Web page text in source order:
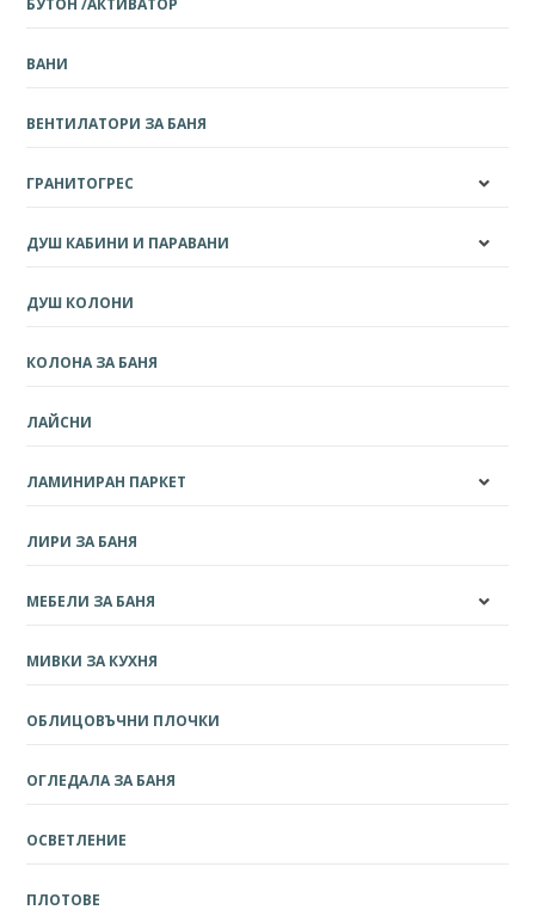
БУТОН /АКТИВАТОР
ВАНИ
ВЕНТИЛАТОРИ ЗА БАНЯ
ГРАНИТОГРЕС
ДУШ КАБИНИ И ПАРАВАНИ
ДУШ КОЛОНИ
КОЛОНА ЗА БАНЯ
ЛАЙСНИ
ЛАМИНИРАН ПАРКЕТ
ЛИРИ ЗА БАНЯ
МЕБЕЛИ ЗА БАНЯ
МИВКИ ЗА КУХНЯ
ОБЛИЦОВЪЧНИ ПЛОЧКИ
ОГЛЕДАЛА ЗА БАНЯ
ОСВЕТЛЕНИЕ
ПЛОТОВЕ